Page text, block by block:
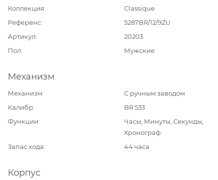
Коллекция
Classique
Референс
5287BR/12/9ZU
Артикул
20203
Пол
Мужские
Механизм
Механизм
С ручным заводом
Калибр
BR 533
Функции
Часы, Минуты, Секунды,
Хронограф
Запас хода
44 часа
Корпус